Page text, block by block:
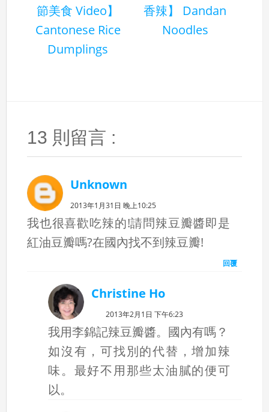
節美食 Video】
Cantonese Rice
Dumplings
香辣】 Dandan
Noodles
13 則留言 :
Unknown
2013年1月31日 晚上10:25
我也很喜歡吃辣的!請問辣豆瓣醬即是
紅油豆瓣嗎?在國內找不到辣豆瓣!
回覆
Christine Ho
2013年2月1日 下午6:23
我用李錦記辣豆瓣醬。國內有嗎？
如沒有，可找別的代替，增加辣
味。最好不用那些太油膩的便可
以。